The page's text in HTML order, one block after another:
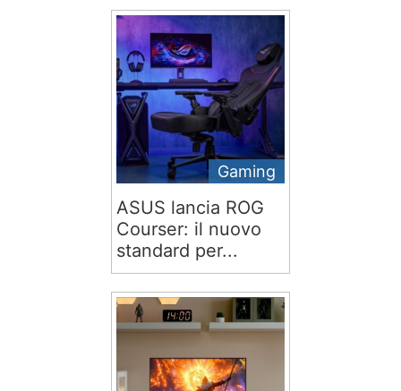
Gaming
ASUS lancia ROG
Courser: il nuovo
standard per...